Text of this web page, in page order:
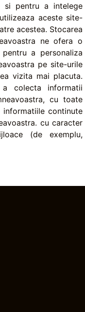
si pentru a intelege
aceste site-
acestea. Stocarea
ne ofera o
a personaliza
pe site-urile
vizita mai placuta.
colecta informatii
cu toate
continute
cu caracter
(de exemplu,